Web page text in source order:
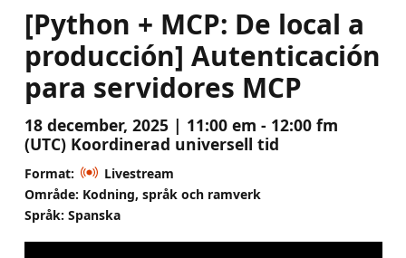
[Python + MCP: De local a
producción] Autenticación
para servidores MCP
18 december, 2025 | 11:00 em - 12:00 fm
(UTC) Koordinerad universell tid
Format:
Livestream
Område: Kodning, språk och ramverk
Språk: Spanska